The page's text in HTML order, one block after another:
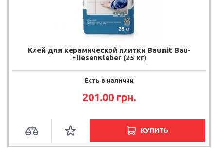
Клей для керамической плитки Baumit Bau-
FliesenKleber (25 кг)
Есть в наличии
201.00 грн.
КУПИТЬ